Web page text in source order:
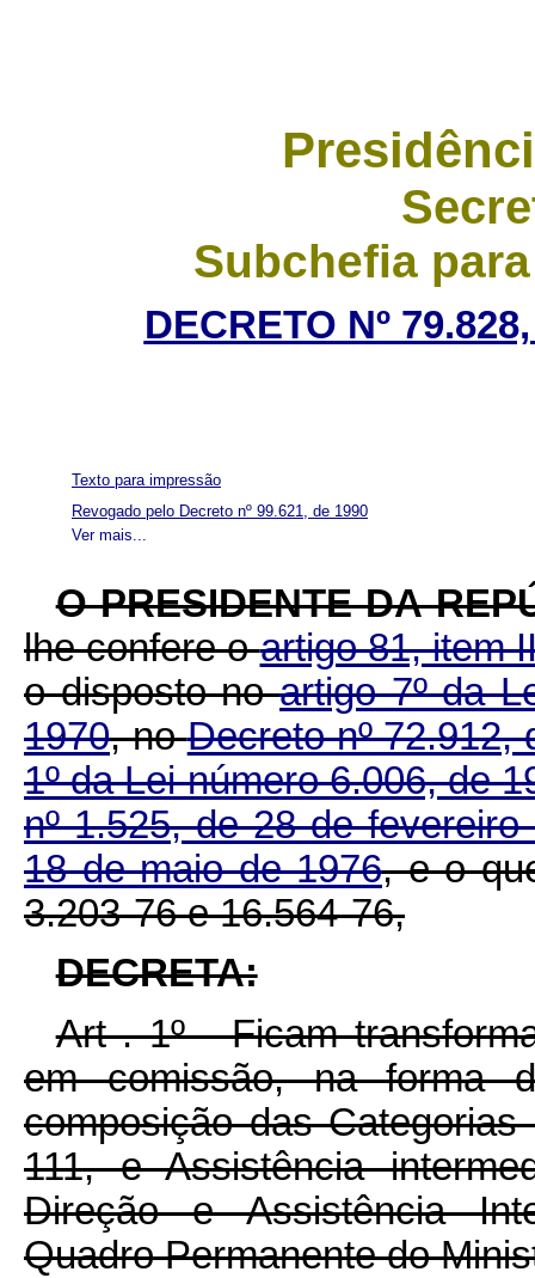
Subchefia
DECRETO Nº
Ver mais...
Texto para impressão
Revogado pelo Decreto nº 99.621, de 1990
O PRESIDENTE DA
lhe confere oartigo 81, item
o disposto noartigo 7º da
1970, noDecreto nº 72.912,
1º da Lei número 6.006, de
nº 1.525, de 28 de fevereiro
18 de maio de 1976, e o
3.203-76 e 16.564-76,
DECRETA:
Art . 1º - Ficam
em comissão, na forma
composição das
111, e Assistência
Direção e Assistência
Quadro Permanente do